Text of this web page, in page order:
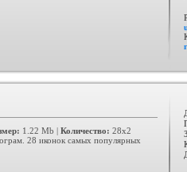
1.22 Mb | Количество: 28x2
28 иконок самых популярных